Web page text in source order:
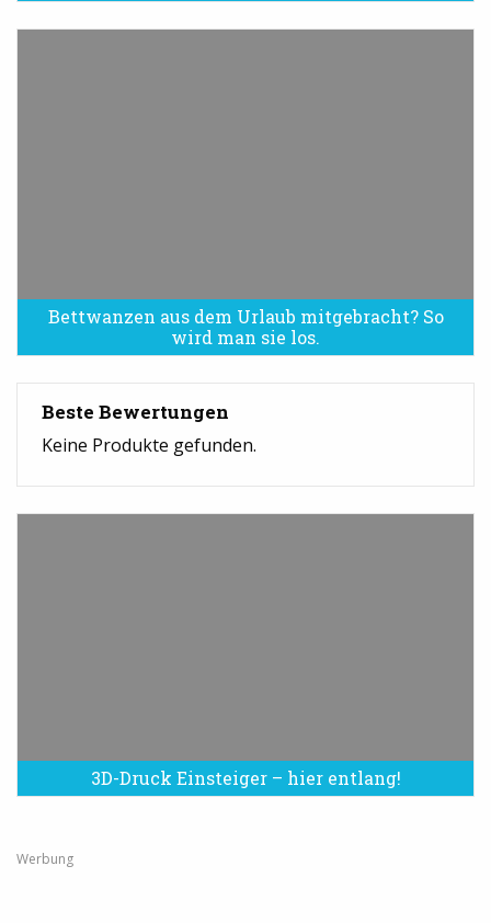
Bettwanzen aus dem Urlaub mitgebracht? So
wird man sie los.
Bettwanzen sind eine Plage
Beste Bewertungen
Keine Produkte gefunden.
3D-Druck Einsteiger – hier entlang!
Werbung